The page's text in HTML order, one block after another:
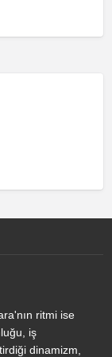
ritmi ise
iş
dinamizm,